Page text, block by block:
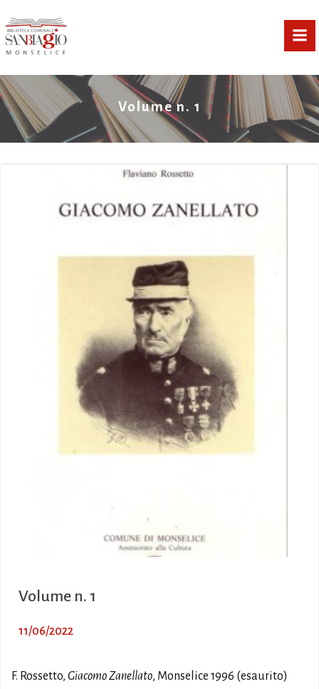
Volume n. 1
Volume n. 1
11/06/2022
F. Rossetto, Giacomo Zanellato, Monselice 1996 (esaurito)